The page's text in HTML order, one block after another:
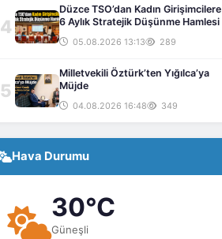
4
Düzce TSO’dan Kadın Girişimcilere
6 Aylık Stratejik Düşünme Hamlesi
05.08.2026 13:13 289
5
Milletvekili Öztürk’ten Yığılca’ya
Müjde
04.08.2026 16:48 349
Hava Durumu
30°C
Güneşli